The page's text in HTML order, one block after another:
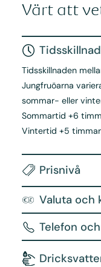
Värt att
Tidsskillnad
Tidsskillnaden
Jungfruöarna
sommar- eller
Sommartid +6
Vintertid +5 timmar
Prisnivå
Valuta och
Telefon